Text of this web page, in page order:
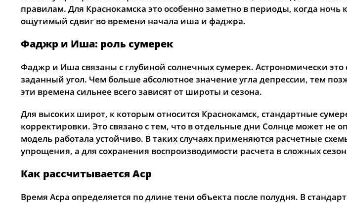
30, Вс
03:51
31, Пн
правилам. Для Краснокамска это особенно заметно в периоды, когда
ощутимый сдвиг во времени начала иша и фаджра.
Фаджр и Иша: роль сумерек
Фаджр и Иша связаны с глубиной солнечных сумерек. Астрономически
заданный угол. Чем больше абсолютное значение угла депрессии, тем
эти времена сильнее всего зависят от широты и сезона.
Для высоких широт, к которым относится Краснокамск, стандартные
корректировки. Это связано с тем, что в отдельные дни Солнце может не
модель работала устойчиво. В таких случаях применяются расчетные
упрощения, а для сохранения воспроизводимости расчета в сложных
Как рассчитывается Аср
Время Асра определяется по длине тени объекта после полудня. В